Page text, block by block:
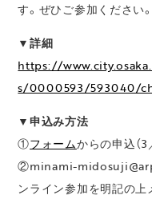
す。ぜひご参加ください。
▼詳細
https://
s/0000593/593040/
▼申込み方法
①フォームからの申込（3
②minami-
ンライン参加を明記の上